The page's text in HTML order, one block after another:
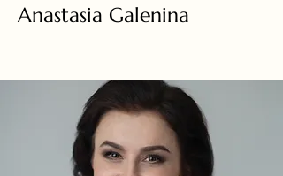
Anastasia Galenina